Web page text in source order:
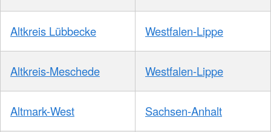
Altkreis Lübbecke Westfalen-Lippe
Altkreis-Meschede Westfalen-Lippe
Altmark-West Sachsen-Anhalt